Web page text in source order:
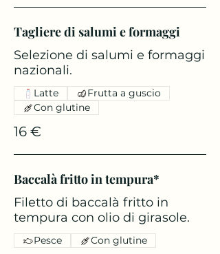
Tagliere di salumi e formaggi
Selezione di salumi e formaggi
nazionali.
16 €
Latte
Frutta a guscio
Con glutine
Baccalà fritto in tempura*
Filetto di baccalà fritto in
tempura con olio di girasole.
Pesce Con glutine